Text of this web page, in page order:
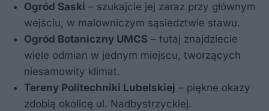
Ogród Saski – szukajcie jej zaraz przy głównym
wejściu, w malowniczym sąsiedztwie stawu.
Ogród Botaniczny UMCS – tutaj znajdziecie
wiele odmian w jednym miejscu, tworzących
niesamowity klimat.
Tereny Politechniki Lubelskiej – piękne okazy
zdobią okolicę ul. Nadbystrzyckiej.